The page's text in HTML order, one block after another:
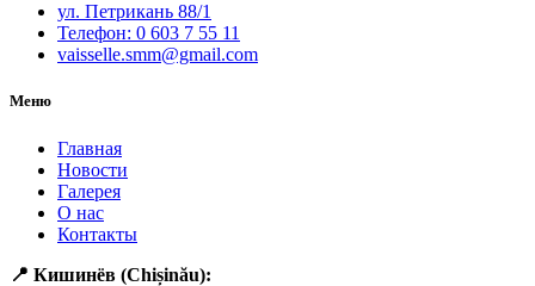
ул. Петрикань 88/1
Телефон: 0 603 7 55 11
vaisselle.smm@gmail.com
Меню
Главная
Новости
Галерея
О нас
Контакты
📍 Кишинёв (Chișinău):